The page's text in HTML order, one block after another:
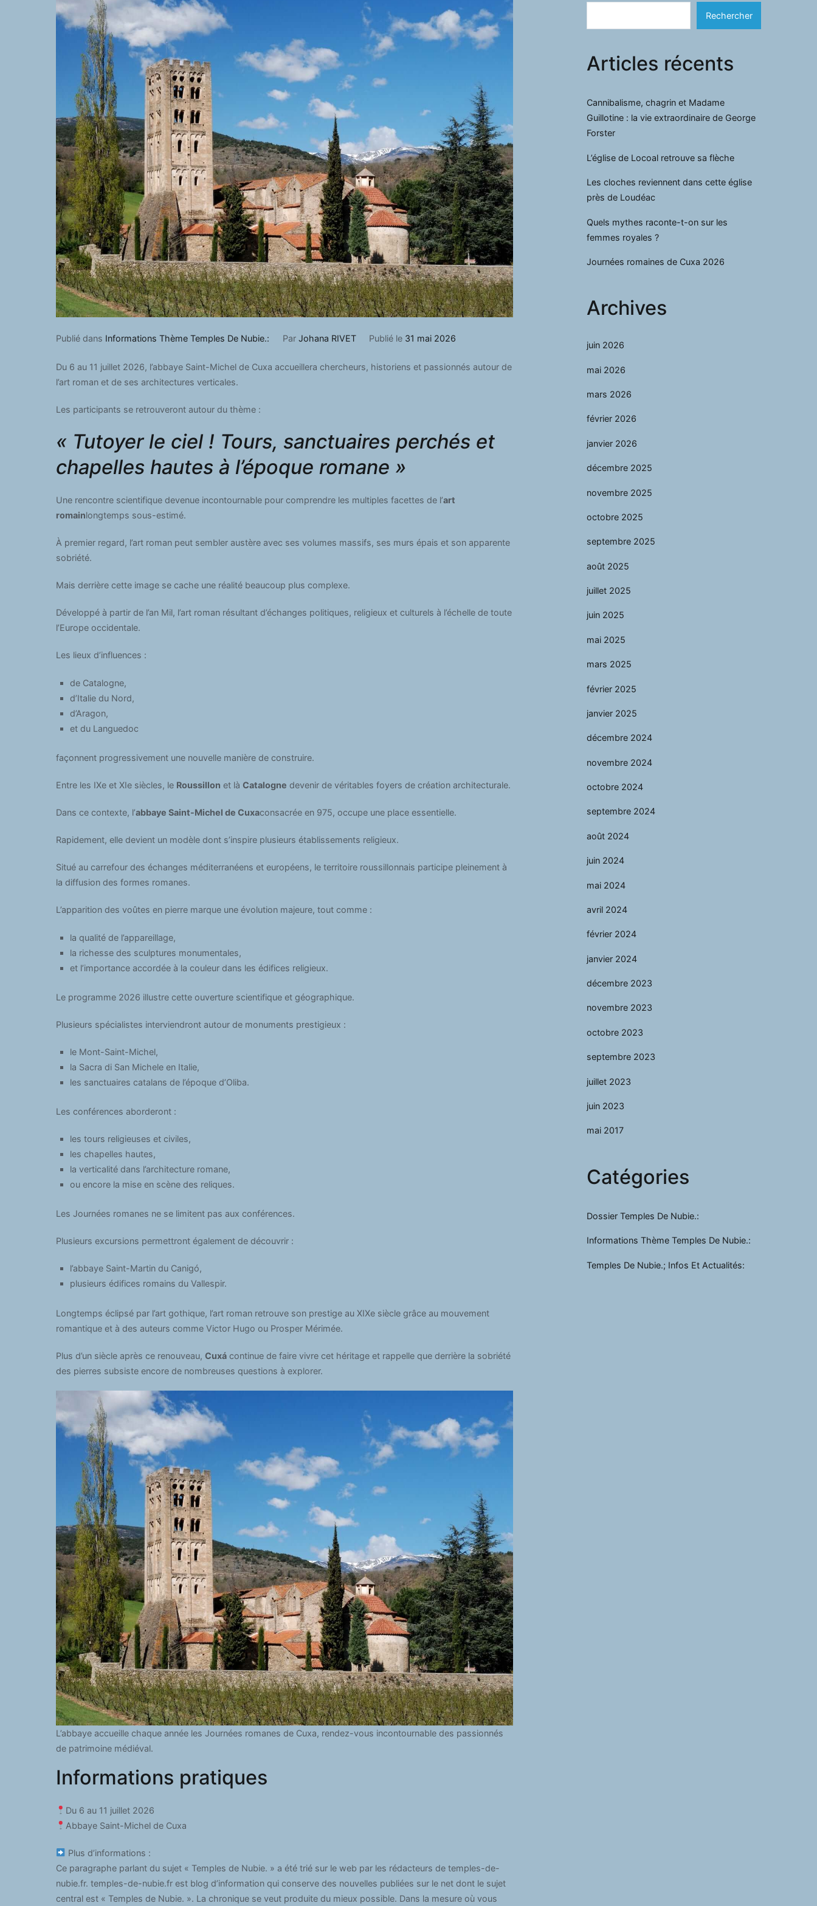
Publié dans Informations Thème Temples De Nubie.: Par Johana RIVET Publié le 31 mai 2026
Du 6 au 11 juillet 2026, l’abbaye Saint-Michel de Cuxa accueillera chercheurs, historiens et passionnés autour de
l’art roman et de ses architectures verticales.
Les participants se retrouveront autour du thème :
« Tutoyer le ciel ! Tours, sanctuaires perchés et
chapelles hautes à l’époque romane »
Une rencontre scientifique devenue incontournable pour comprendre les multiples facettes de l’art
romainlongtemps sous-estimé.
À premier regard, l’art roman peut sembler austère avec ses volumes massifs, ses murs épais et son apparente
sobriété.
Mais derrière cette image se cache une réalité beaucoup plus complexe.
Développé à partir de l’an Mil, l’art roman résultant d’échanges politiques, religieux et culturels à l’échelle de toute
l’Europe occidentale.
Les lieux d’influences :
de Catalogne,
d’Italie du Nord,
d’Aragon,
et du Languedoc
façonnent progressivement une nouvelle manière de construire.
Entre les IXe et XIe siècles, le Roussillon et là Catalogne devenir de véritables foyers de création architecturale.
Dans ce contexte, l’abbaye Saint-Michel de Cuxaconsacrée en 975, occupe une place essentielle.
Rapidement, elle devient un modèle dont s’inspire plusieurs établissements religieux.
Situé au carrefour des échanges méditerranéens et européens, le territoire roussillonnais participe pleinement à
la diffusion des formes romanes.
L’apparition des voûtes en pierre marque une évolution majeure, tout comme :
la qualité de l’appareillage,
la richesse des sculptures monumentales,
et l’importance accordée à la couleur dans les édifices religieux.
Le programme 2026 illustre cette ouverture scientifique et géographique.
Plusieurs spécialistes interviendront autour de monuments prestigieux :
le Mont-Saint-Michel,
la Sacra di San Michele en Italie,
les sanctuaires catalans de l’époque d’Oliba.
Les conférences aborderont :
les tours religieuses et civiles,
les chapelles hautes,
la verticalité dans l’architecture romane,
ou encore la mise en scène des reliques.
Les Journées romanes ne se limitent pas aux conférences.
Plusieurs excursions permettront également de découvrir :
l’abbaye Saint-Martin du Canigó,
plusieurs édifices romains du Vallespir.
Longtemps éclipsé par l’art gothique, l’art roman retrouve son prestige au XIXe siècle grâce au mouvement
romantique et à des auteurs comme Victor Hugo ou Prosper Mérimée.
Plus d’un siècle après ce renouveau, Cuxá continue de faire vivre cet héritage et rappelle que derrière la sobriété
des pierres subsiste encore de nombreuses questions à explorer.
L’abbaye accueille chaque année les Journées romanes de Cuxa, rendez-vous incontournable des passionnés
de patrimoine médiéval.
Informations pratiques
Du 6 au 11 juillet 2026
Abbaye Saint-Michel de Cuxa
Plus d’informations :
Ce paragraphe parlant du sujet « Temples de Nubie. » a été trié sur le web par les rédacteurs de temples-de-
nubie.fr. temples-de-nubie.fr est blog d’information qui conserve des nouvelles publiées sur le net dont le sujet
central est « Temples de Nubie. ». La chronique se veut produite du mieux possible. Dans la mesure où vous
Rechercher
Articles récents
Cannibalisme, chagrin et Madame
Guillotine : la vie extraordinaire de George
Forster
L’église de Locoal retrouve sa flèche
Les cloches reviennent dans cette église
près de Loudéac
Quels mythes raconte-t-on sur les
femmes royales ?
Journées romaines de Cuxa 2026
Archives
juin 2026
mai 2026
mars 2026
février 2026
janvier 2026
décembre 2025
novembre 2025
octobre 2025
septembre 2025
août 2025
juillet 2025
juin 2025
mai 2025
mars 2025
février 2025
janvier 2025
décembre 2024
novembre 2024
octobre 2024
septembre 2024
août 2024
juin 2024
mai 2024
avril 2024
février 2024
janvier 2024
décembre 2023
novembre 2023
octobre 2023
septembre 2023
juillet 2023
juin 2023
mai 2017
Catégories
Dossier Temples De Nubie.:
Informations Thème Temples De Nubie.:
Temples De Nubie.; Infos Et Actualités: